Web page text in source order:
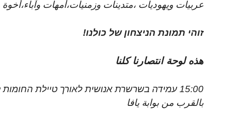
عربيات ويهوديات ،متدينات وزمنيات،أمهات
זוהי תמונת הניצחון של כולנו!
هذه لوحة انتصارنا كلنا
15:00 עמידה בשרשרת אנושית לאורך טיילת
بالقرب من بوابة يافا